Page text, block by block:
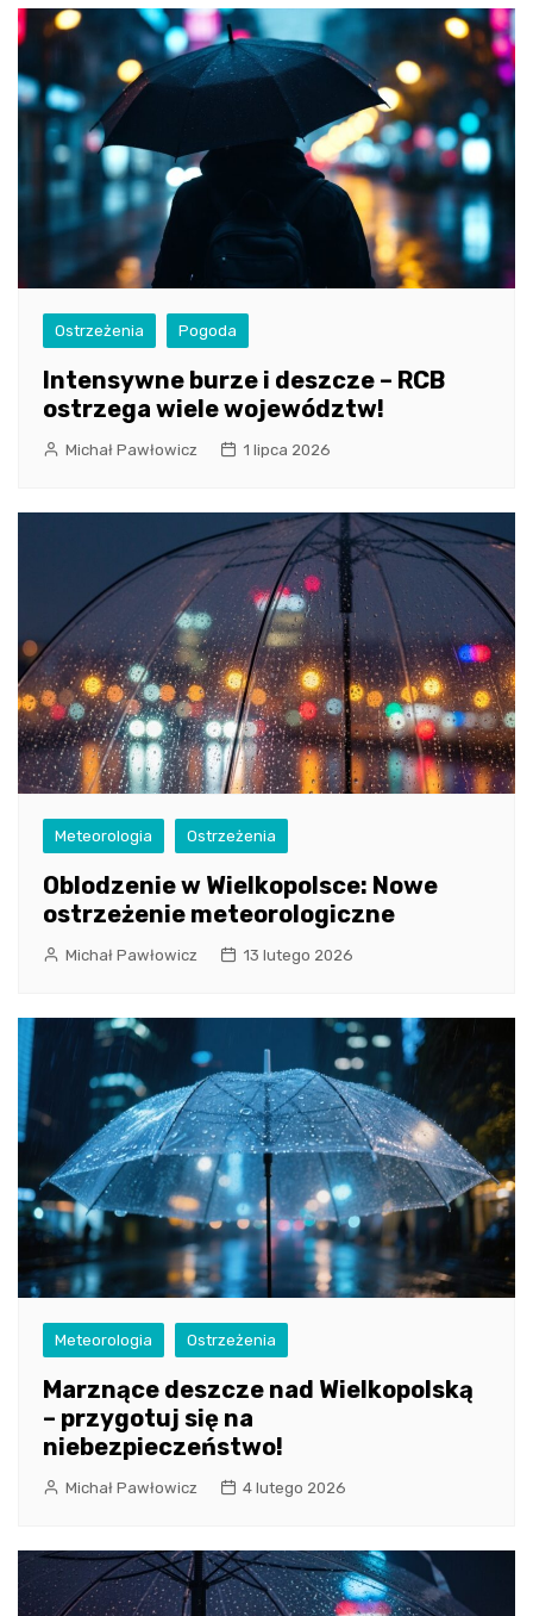
Ostrzeżenia Pogoda
Intensywne burze i deszcze – RCB
ostrzega wiele województw!
Michał Pawłowicz 1 lipca 2026
Meteorologia Ostrzeżenia
Oblodzenie w Wielkopolsce: Nowe
ostrzeżenie meteorologiczne
Michał Pawłowicz 13 lutego 2026
Meteorologia Ostrzeżenia
Marznące deszcze nad Wielkopolską
– przygotuj się na
niebezpieczeństwo!
Michał Pawłowicz 4 lutego 2026